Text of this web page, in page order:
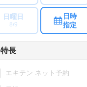
日曜日
8/9
日時
指定
特長
エキテン ネット予約